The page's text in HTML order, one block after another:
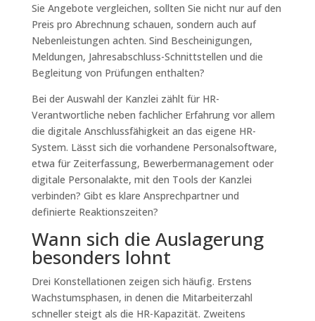
Sie Angebote vergleichen, sollten Sie nicht nur auf den
Preis pro Abrechnung schauen, sondern auch auf
Nebenleistungen achten. Sind Bescheinigungen,
Meldungen, Jahresabschluss-Schnittstellen und die
Begleitung von Prüfungen enthalten?
Bei der Auswahl der Kanzlei zählt für HR-
Verantwortliche neben fachlicher Erfahrung vor allem
die digitale Anschlussfähigkeit an das eigene HR-
System. Lässt sich die vorhandene Personalsoftware,
etwa für Zeiterfassung, Bewerbermanagement oder
digitale Personalakte, mit den Tools der Kanzlei
verbinden? Gibt es klare Ansprechpartner und
definierte Reaktionszeiten?
Wann sich die Auslagerung
besonders lohnt
Drei Konstellationen zeigen sich häufig. Erstens
Wachstumsphasen, in denen die Mitarbeiterzahl
schneller steigt als die HR-Kapazität. Zweitens